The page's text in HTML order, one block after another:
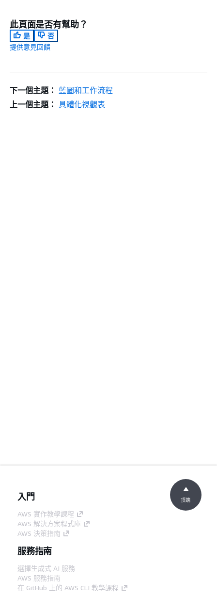
此頁面是否有幫助？
是
否
提供意見回饋
下一個主題： 藍圖和工作流程
上一個主題： 具體化視觀表
入門
AWS 實作教學課程
AWS 解決方案程式庫
AWS 決策指南
服務指南
選擇生成式 AI 服務
AWS 服務指南
在 GitHub 上的 AWS CLI 教學課程
頂端